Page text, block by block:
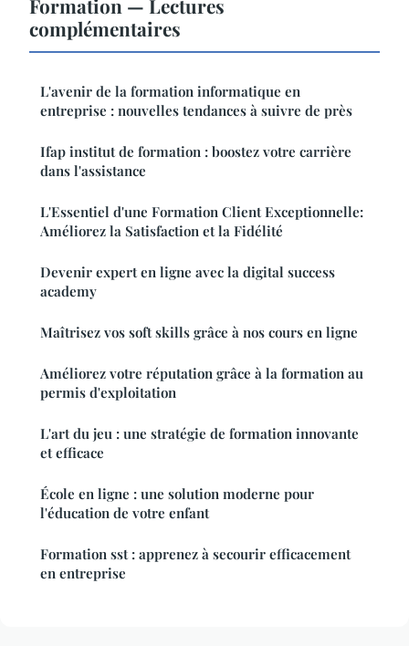
Formation — Lectures
complémentaires
L'avenir de la formation informatique en
entreprise : nouvelles tendances à suivre de près
Ifap institut de formation : boostez votre carrière
dans l'assistance
L'Essentiel d'une Formation Client Exceptionnelle:
Améliorez la Satisfaction et la Fidélité
Devenir expert en ligne avec la digital success
academy
Maîtrisez vos soft skills grâce à nos cours en ligne
Améliorez votre réputation grâce à la formation au
permis d'exploitation
L'art du jeu : une stratégie de formation innovante
et efficace
École en ligne : une solution moderne pour
l'éducation de votre enfant
Formation sst : apprenez à secourir efficacement
en entreprise